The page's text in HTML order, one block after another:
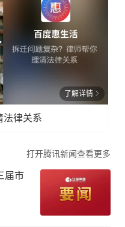
了解详情
法律关系
打开腾讯新闻查看更多
届市